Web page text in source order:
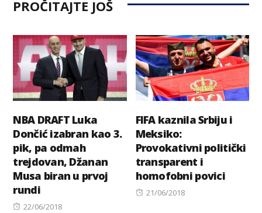
PROČITAJTE JOŠ
NBA DRAFT Luka
Dončić izabran kao 3.
pik, pa odmah
trejdovan, Džanan
Musa biran u prvoj
rundi
Posted
22/06/2018
FIFA kaznila Srbiju i
Meksiko:
Provokativni politički
transparent i
homofobni povici
Posted
21/06/2018